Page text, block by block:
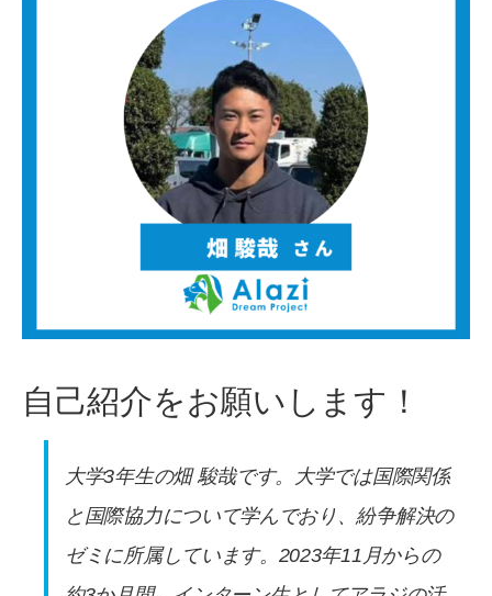
自己紹介をお願いします！
大学3年生の畑 駿哉です。大学では国際関係
と国際協力について学んでおり、紛争解決の
ゼミに所属しています。2023年11月からの